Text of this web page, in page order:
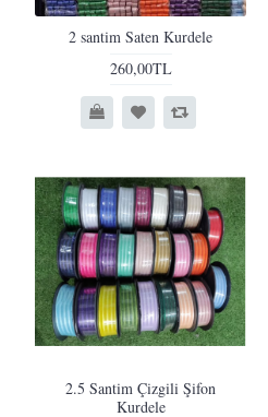
2 santim Saten Kurdele
260,00TL
2.5 Santim Çizgili Şifon
Kurdele